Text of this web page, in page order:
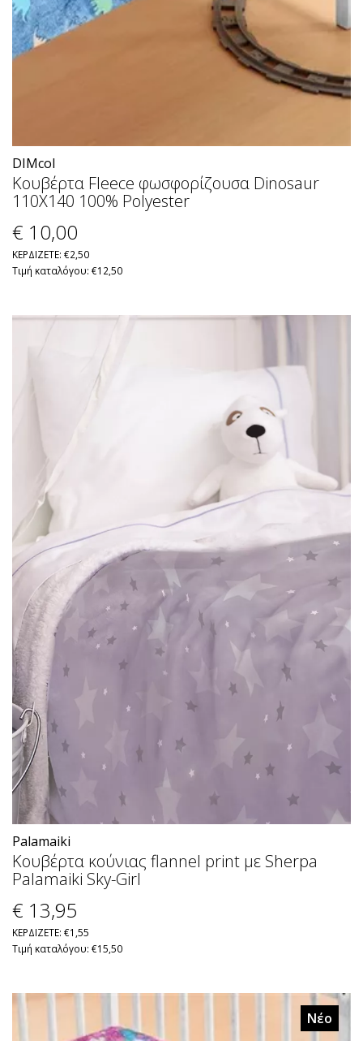
DIMcol
Κουβέρτα Fleece φωσφορίζουσα Dinosaur
110X140 100% Polyester
€ 10,00
ΚΕΡΔΙΖΕΤΕ: €2,50
Τιμή καταλόγου: €12,50
Palamaiki
Κουβέρτα κούνιας flannel print με Sherpa
Palamaiki Sky-Girl
€ 13,95
ΚΕΡΔΙΖΕΤΕ: €1,55
Τιμή καταλόγου: €15,50
Νέο